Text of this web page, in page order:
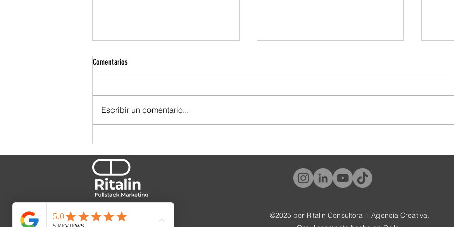
¿Y tú, qué tipo de cliente eres?
Comentarios
Escribir un comentario...
©2025 por Ritalin Consultora + Agencia Creativa.